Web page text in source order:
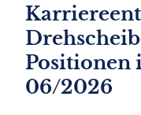
Positionen
06/2026